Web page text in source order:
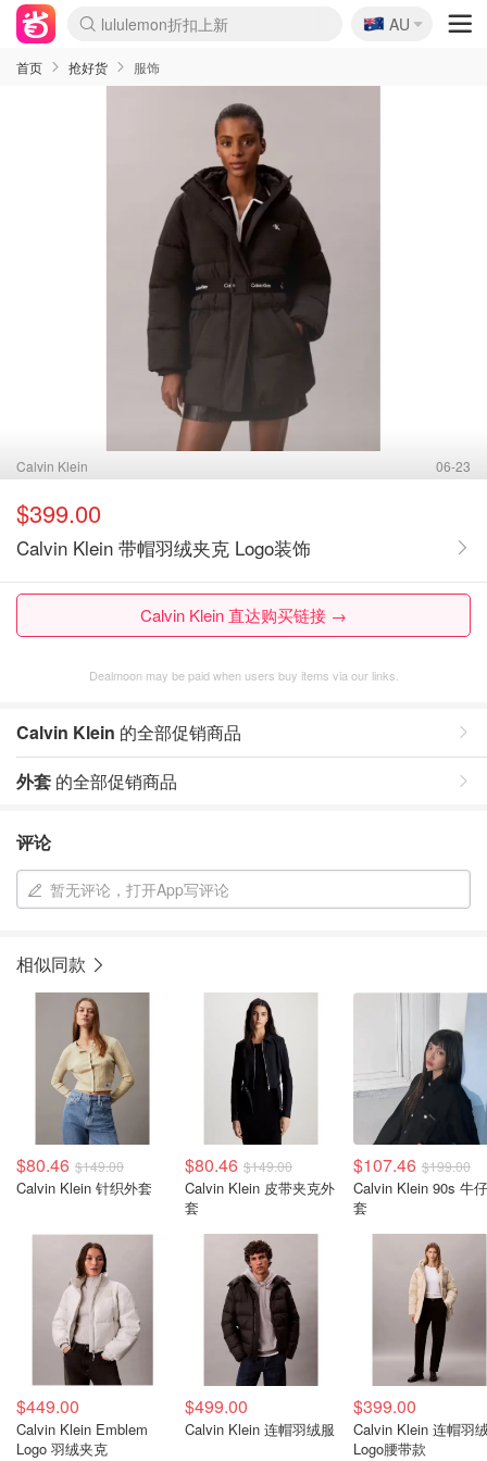
lululemon折扣上新
Sasa美妆护肤3.5折
SSENSE年中3折
FreshBeauty好价汇总
Cettire降价+叠9折
WWS Coles超市实拍
viagogo二手票捡漏
Myer超级周末1折
The Outnet奢牌1折起
David Jones 3折起
Flannels大牌1折
Perfumes Club护肤1折
AMIRO返校季6.2折
Amazon折扣汇总
eToro入金$200送$50
Amazon数码好物
ICONIC本周7.5折
ThedoubleF高奢地板价
Moose Knuckles 6折
丝芙兰5折起
EUFY官网3.7折起
Selenichast首饰2折
Trip机票酒店促销
YSL送5件彩妆礼
Amazon家居好物
Amazon美妆护肤
雅漾大喷$8
过敏原检测盒$33
伊索独家赠50ml沐浴露
科颜氏清仓3折
SEALIFE海洋馆门票6折
丝塔芙大白罐$16
订阅Newsletter送香薰
Cult Beauty 6.8折
Harrods圣诞日历2.3折
LN-CC奢牌私促3折
d'Alba空姐喷雾$16
EVE LOM套装逆天2折
Bernardelli独家4折
Adore Beauty 6折起
CT圣诞日历
Mytheresa奢品2.7折
Luxury Escapes 9折
Currentbody美容仪9折
MOON Garden Live
Roborock扫地机3.7折
Tingo Life水杯$24
Valentino官网5折
CR洗发护发6.3折
修丽可套装7.4折
Myer彩妆2件7折
GANNI官网4.5折
Stylevana韩妆4折
Tessabit高奢8.5折
OGX洗护4折
Amazon阿德莱德次日达
卡诗8.5折+赠礼
Philips Hue灯具8折
🇦🇺
AU
首页 抢好货 服饰
Calvin Klein 06-23
$399.00
Calvin Klein 带帽羽绒夹克 Logo装饰
Calvin Klein 直达购买链接 →
Dealmoon may be paid when users buy items via our links.
Calvin Klein 的全部促销商品
外套 的全部促销商品
评论
暂无评论，打开App写评论
相似同款
$80.46 $149.00
Calvin Klein 针织外套
$80.46 $149.00
Calvin Klein 皮带夹克外
套
$107.46 $199.00
Calvin Klein 90s 牛
套
$449.00
Calvin Klein Emblem
Logo 羽绒夹克
$499.00
Calvin Klein 连帽羽绒服
$399.00
Calvin Klein 连帽羽
Logo腰带款